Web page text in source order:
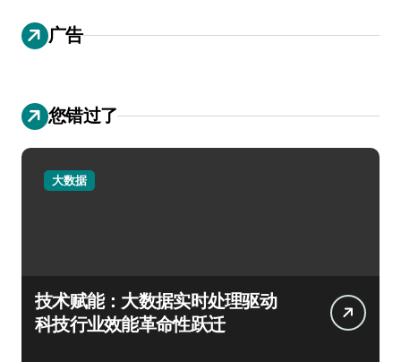
广告
您错过了
大数据
技术赋能：大数据实时处理驱动
科技行业效能革命性跃迁